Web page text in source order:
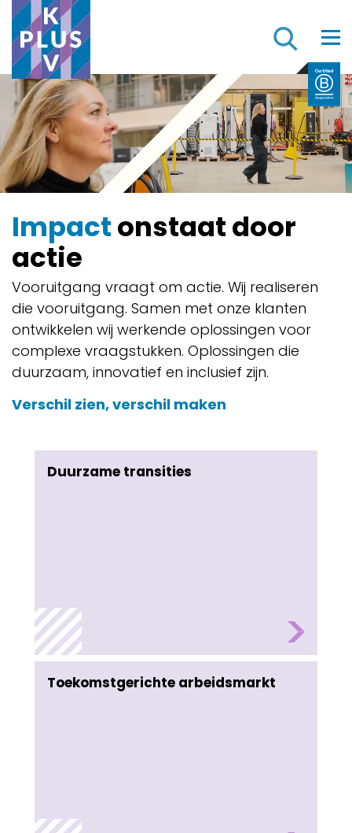
Impactonstaat door
actie
Vooruitgang vraagt om actie. Wij realiseren
die vooruitgang. Samen met onze klanten
ontwikkelen wij werkende oplossingen voor
complexe vraagstukken. Oplossingen die
duurzaam, innovatief en inclusief zijn.
Verschil zien, verschil maken
Duurzame transities
Toekomstgerichte arbeidsmarkt